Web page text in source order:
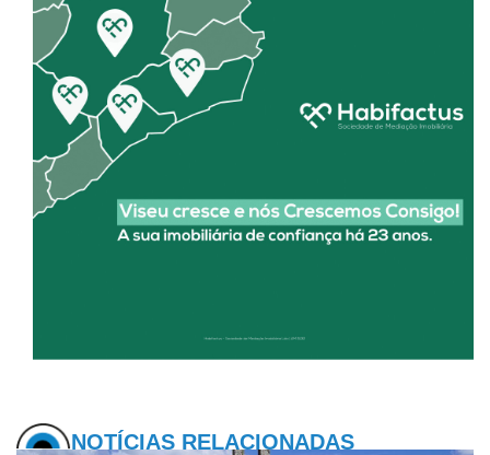
NOTÍCIAS RELACIONADAS